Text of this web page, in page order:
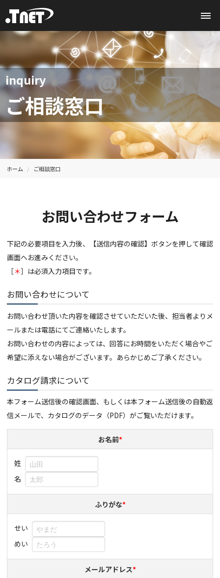
inquiry
ご相談窓口
ホーム ご相談窓口
お問い合わせフォーム
下記の必要項目を入力後、【送信内容の確認】ボタンを押して確認
画面へお進みください。
［＊］は必須入力項目です。
お問い合わせについて
お問い合わせ頂いた内容を確認させていただいた後、担当者よりメ
ールまたは電話にてご連絡いたします。
お問い合わせの内容によっては、回答にお時間をいただく場合やご
希望に添えない場合がございます。あらかじめご了承ください。
カタログ請求について
本フォーム送信後の確認画面、もしくは本フォーム送信後の自動返
信メールで、カタログのデータ（PDF）がご覧いただけます。
お名前*
姓
名
ふりがな*
せい
めい
メールアドレス*